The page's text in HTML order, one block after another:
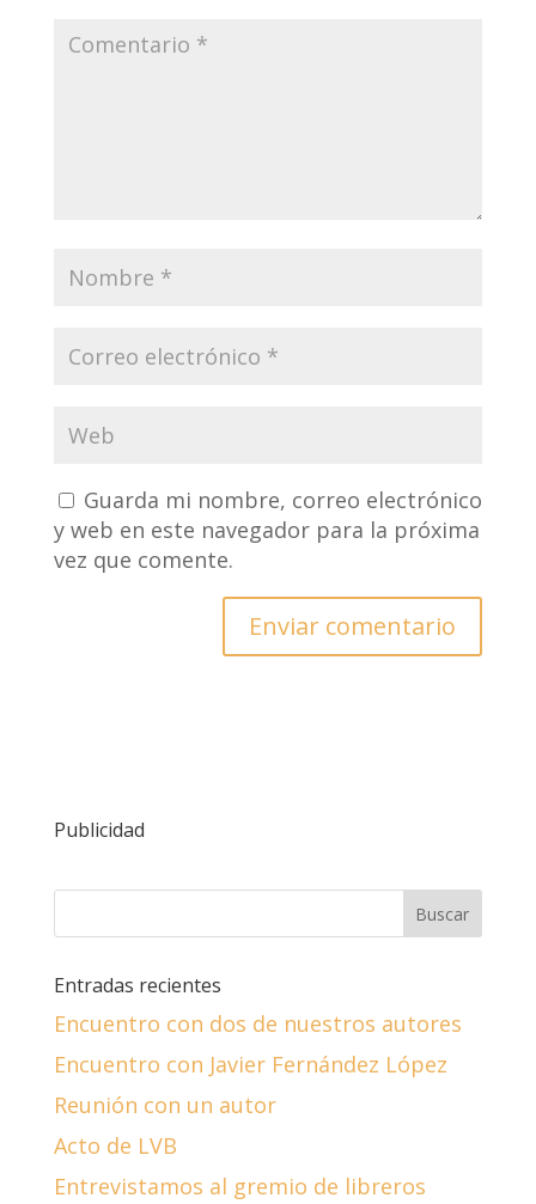
Guarda mi nombre, correo electrónico
y web en este navegador para la próxima
vez que comente.
Publicidad
Entradas recientes
Encuentro con dos de nuestros autores
Encuentro con Javier Fernández López
Reunión con un autor
Acto de LVB
Entrevistamos al gremio de libreros